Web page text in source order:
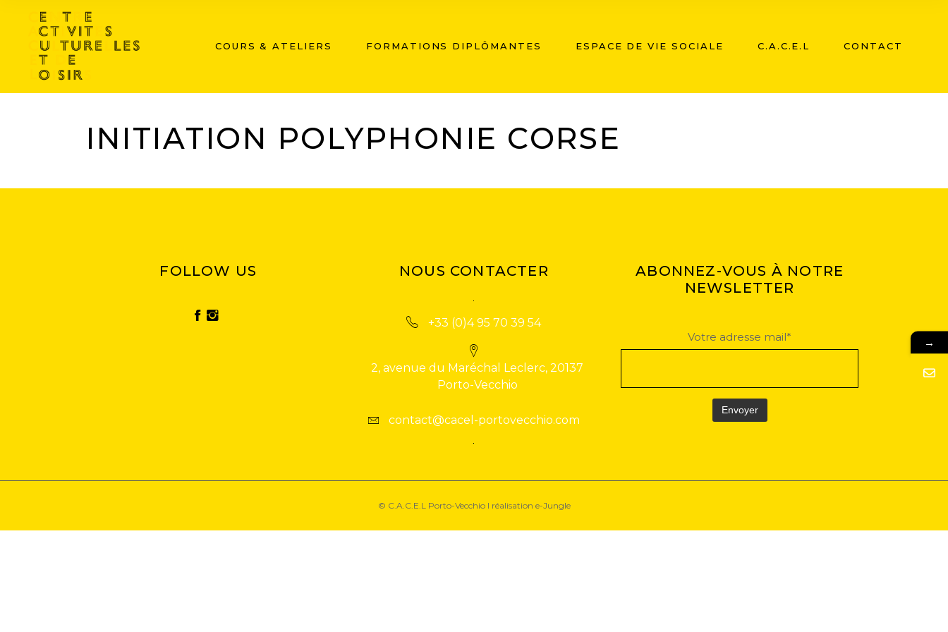
COURS & ATELIERS FORMATIONS DIPLÔMANTES ESPACE DE VIE SOCIALE C.A.C.E.L CONTACT
INITIATION POLYPHONIE CORSE
FOLLOW US NOUS CONTACTER
+33 (0)4 95 70 39 54
2, avenue du Maréchal Leclerc, 20137
Porto-Vecchio
contact@cacel-portovecchio.com
ABONNEZ-VOUS À NOTRE
NEWSLETTER
Votre adresse mail*
© C.A.C.E.L Porto-Vecchio I réalisation e-Jungle
→